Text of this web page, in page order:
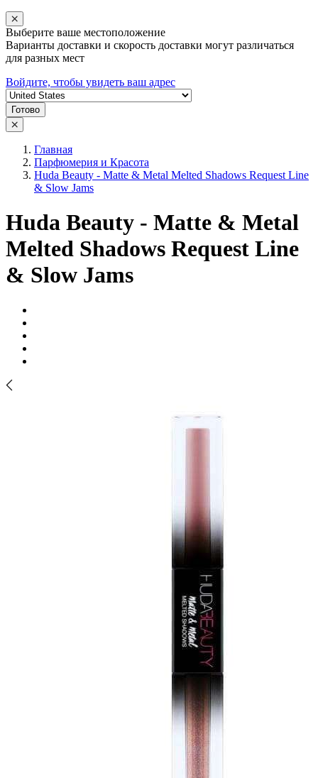
Выберите ваше местоположение
Варианты доставки и скорость доставки могут различаться
для разных мест
Войдите, чтобы увидеть ваш адрес
Готово
Главная
Парфюмерия и Красота
Huda Beauty - Matte & Metal Melted Shadows Request Line
& Slow Jams
Huda Beauty - Matte & Metal
Melted Shadows Request Line
& Slow Jams